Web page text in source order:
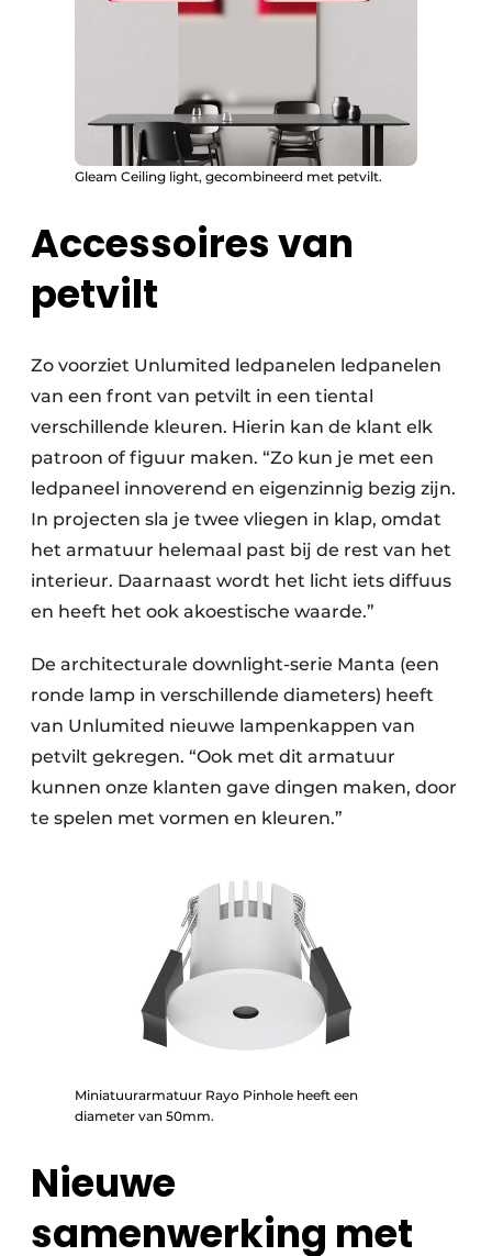
Gleam Ceiling light, gecombineerd met petvilt.
Accessoires van
petvilt
Zo voorziet Unlumited ledpanelen ledpanelen
van een front van petvilt in een tiental
verschillende kleuren. Hierin kan de klant elk
patroon of figuur maken. “Zo kun je met een
ledpaneel innoverend en eigenzinnig bezig zijn.
In projecten sla je twee vliegen in klap, omdat
het armatuur helemaal past bij de rest van het
interieur. Daarnaast wordt het licht iets diffuus
en heeft het ook akoestische waarde.”
De architecturale downlight-serie Manta (een
ronde lamp in verschillende diameters) heeft
van Unlumited nieuwe lampenkappen van
petvilt gekregen. “Ook met dit armatuur
kunnen onze klanten gave dingen maken, door
te spelen met vormen en kleuren.”
Miniatuurarmatuur Rayo Pinhole heeft een
diameter van 50mm.
Nieuwe
samenwerking met